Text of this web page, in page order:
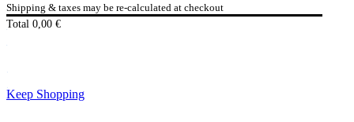
Shipping & taxes may be re-calculated at checkout
Total 0,00 €
Keep Shopping